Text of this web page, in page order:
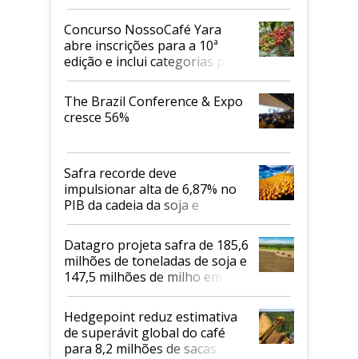
Concurso NossoCafé Yara
abre inscrições para a 10ª
edição e inclui categorias para
cafés Canephora
The Brazil Conference & Expo
cresce 56%
Safra recorde deve
impulsionar alta de 6,87% no
PIB da cadeia da soja e
biodiesel em 2026
Datagro projeta safra de 185,6
milhões de toneladas de soja e
147,5 milhões de milho em
2026/27
Hedgepoint reduz estimativa
de superávit global do café
para 8,2 milhões de sacas